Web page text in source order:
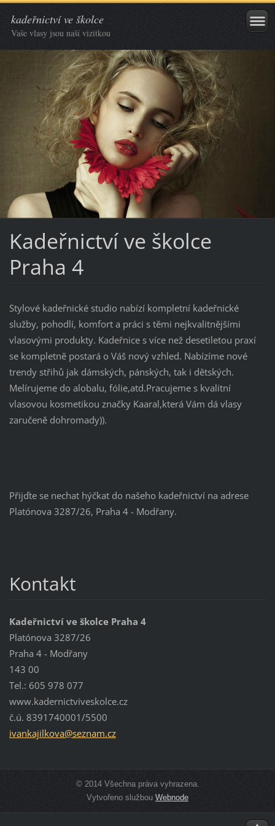
kadeřnictví ve školce
Vaše vlasy jsou naší vizitkou
Kadeřnictví ve školce
Praha 4
Stylové kadeřnické studio nabízí kompletní kadeřnické
služby, pohodlí, komfort a práci s těmi nejkvalitnějšími
vlasovými produkty. Kadeřnice s více než desetiletou praxí
se kompletně postará o Váš nový vzhled. Nabízíme nové
trendy střihů jak dámských, pánských, tak i dětských.
Melírujeme do alobalu, fólie,atd.Pracujeme s kvalitní
vlasovou kosmetikou značky Kaaral,která Vám dá vlasy
zaručeně dohromady)).
Přijďte se nechat hýčkat do našeho kadeřnictví na adrese
Platónova 3287/26, Praha 4 - Modřany.
Kontakt
Kadeřnictví ve školce Praha 4
Platónova 3287/26
Praha 4 - Modřany
143 00
Tel.: 605 978 077
www.kadernictviveskolce.cz
č.ú. 8391740001/5500
ivankajilkova@seznam.cz
© 2014 Všechna práva vyhrazena.
Vytvořeno službouWebnode